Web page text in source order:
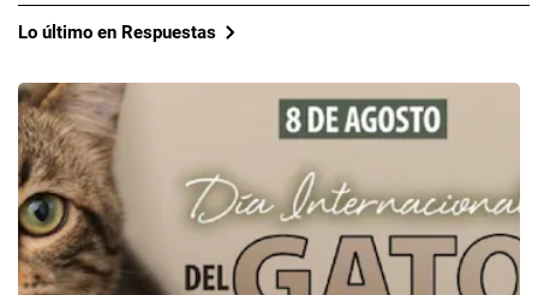
Lo último en Respuestas